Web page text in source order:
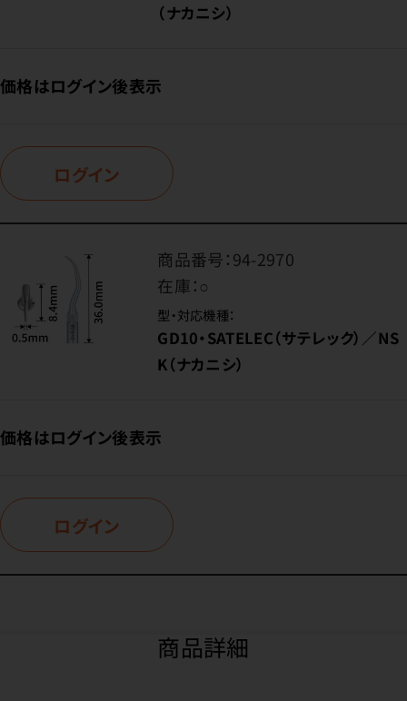
（ナカニシ）
価格はログイン後表示
ログイン
商品番号：94-2970
在庫：○
型・対応機種：
GD10・SATELEC（サテレック）／NS
K（ナカニシ）
価格はログイン後表示
ログイン
商品詳細